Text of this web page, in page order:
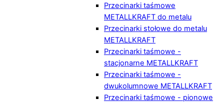
Przecinarki taśmowe
METALLKRAFT do metalu
Przecinarki stołowe do metalu
METALLKRAFT
Przecinarki taśmowe -
stacjonarne METALLKRAFT
Przecinarki taśmowe -
dwukolumnowe METALLKRAFT
Przecinarki taśmowe - pionowe